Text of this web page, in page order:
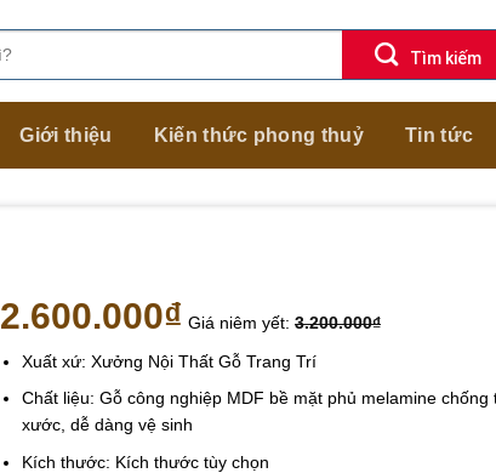
Giới thiệu Kiến thức phong thuỷ Tin tức
2.600.000₫ Giá niêm yết: 3.200.000₫
Xuất xứ: Xưởng Nội Thất Gỗ Trang Trí
Chất liệu: Gỗ công nghiệp MDF bề mặt phủ melamine chống
xước, dễ dàng vệ sinh
Kích thước: Kích thước tùy chọn